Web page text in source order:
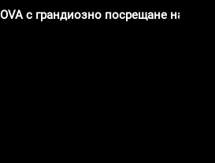
с грандиозно посрещане на